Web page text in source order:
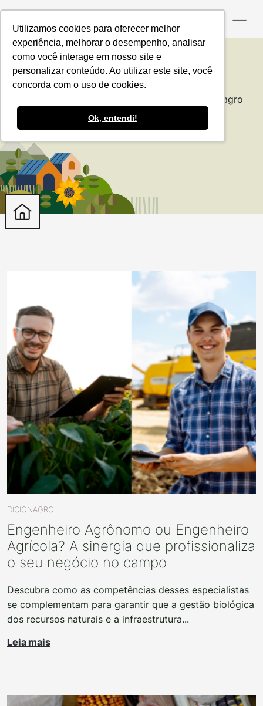
Utilizamos cookies para oferecer melhor
experiência, melhorar o desempenho, analisar
como você interage em nosso site e
personalizar conteúdo. Ao utilizar este site, você
concorda com o uso de cookies.
Ok, entendi!
Dicionagro
Um dicionário para descomplicar os termos do agro
DICIONAGRO
Engenheiro Agrônomo ou Engenheiro
Agrícola? A sinergia que profissionaliza
o seu negócio no campo
Descubra como as competências desses especialistas
se complementam para garantir que a gestão biológica
dos recursos naturais e a infraestrutura...
Leia mais